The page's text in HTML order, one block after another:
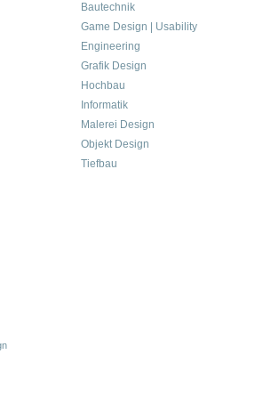
Bautechnik
Game Design | Usability
Engineering
Grafik Design
Hochbau
Informatik
Malerei Design
Objekt Design
Tiefbau